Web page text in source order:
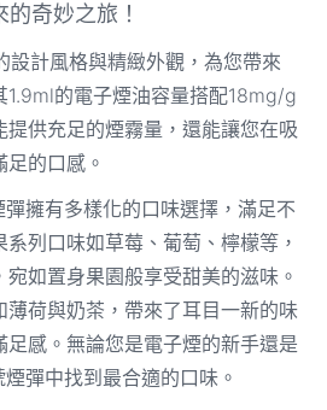
奇妙之旅！
設計風格與精緻外觀，為您帶來
1.9ml的電子煙油容量搭配18mg/g
提供充足的煙霧量，還能讓您在吸
的口感。
擁有多樣化的口味選擇，滿足不
列口味如草莓、葡萄、檸檬等，
如置身果園般享受甜美的滋味。
薄荷與奶茶，帶來了耳目一新的味
足感。無論您是電子煙的新手還是
彈中找到最合適的口味。